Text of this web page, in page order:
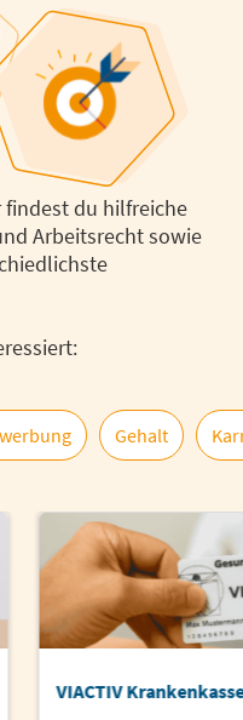
findest du hilfreiche
Arbeitsrecht sowie
Gehalt
VIACTIV